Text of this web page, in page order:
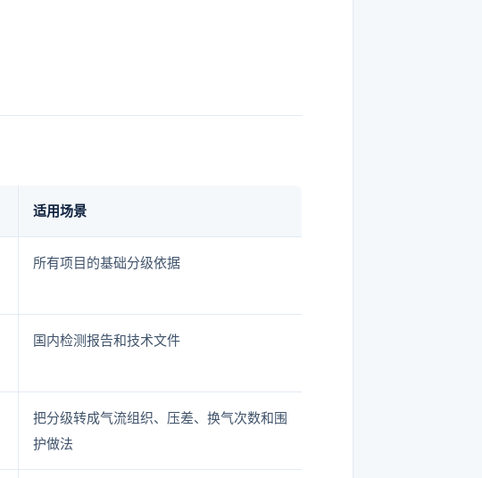
适用场景
所有项目的基础分级依据
国内检测报告和技术文件
把分级转成气流组织、压差、换气次数和围
护做法